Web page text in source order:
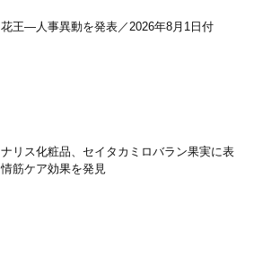
花王―人事異動を発表／2026年8月1日付
ナリス化粧品、セイタカミロバラン果実に表
情筋ケア効果を発見